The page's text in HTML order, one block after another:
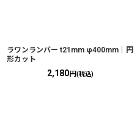
ラワンランバー t21mm φ400mm｜円
形カット
2,180円(税込)